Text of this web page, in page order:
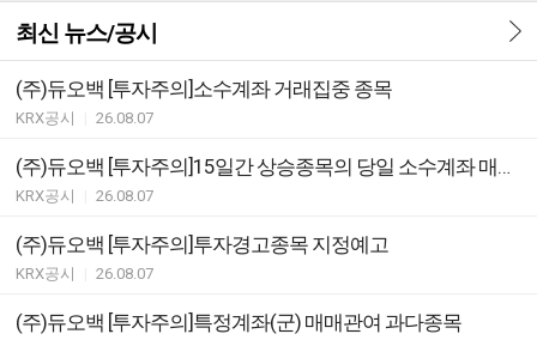
최신 뉴스/공시
(주)듀오백 [투자주의]소수계좌 거래집중 종목
KRX공시 26.08.07
(주)듀오백 [투자주의]15일간 상승종목의 당일 소수계좌 매수관여 과다종목
KRX공시 26.08.07
(주)듀오백 [투자주의]투자경고종목 지정예고
KRX공시 26.08.07
(주)듀오백 [투자주의]특정계좌(군) 매매관여 과다종목